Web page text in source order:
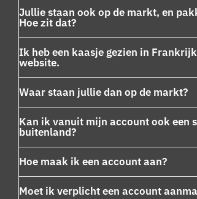
Jullie staan ook op de markt, en
Hoe zit dat?
Ik heb een kaasje gezien in
website.
Waar staan jullie dan op de markt?
Kan ik vanuit mijn account ook een
buitenland?
Hoe maak ik een account aan?
Moet ik verplicht een account